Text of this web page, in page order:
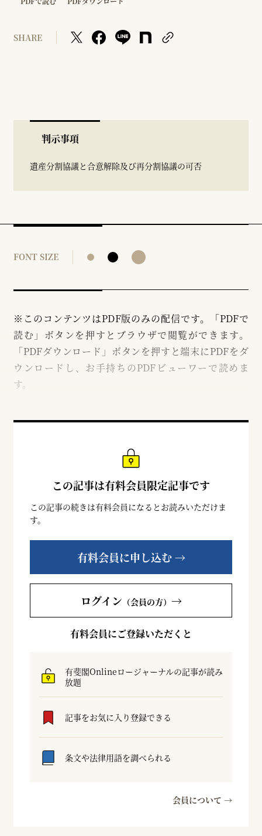
SHARE
判示事項
遺産分割協議と合意解除及び再分割協議の可否
FONT SIZE
※このコンテンツはPDF版のみの配信です。「PDFで
読む」ボタンを押すとブラウザで閲覧ができます。
「PDFダウンロード」ボタンを押すと端末にPDFをダ
ウンロードし、お手持ちのPDFビューワーで読めま
す。
この記事は有料会員限定記事です
この記事の続きは有料会員になるとお読みいただけま
す。
有料会員に申し込む →
ログイン （会員の方） →
有料会員にご登録いただくと
有斐閣Onlineロージャーナルの記事が読み
放題
記事をお気に入り登録できる
条文や法律用語を調べられる
会員について →